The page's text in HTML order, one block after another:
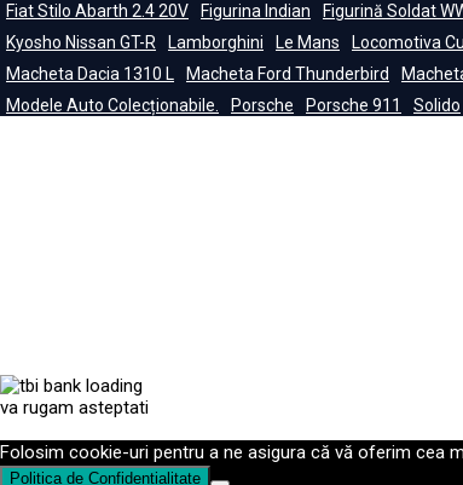
Fiat Stilo Abarth 2.4 20V
Figurina Indian Figurină Soldat
Kyosho Nissan GT-R
Lamborghini Le Mans Locomotiva
Macheta Dacia 1310 L
Macheta Ford Thunderbird
Modele Auto Colecționabile.
Porsche Porsche 911 Solido
va rugam asteptati
Folosim cookie-uri pentru a ne asigura că vă oferim cea
Politica de Confidențialitate